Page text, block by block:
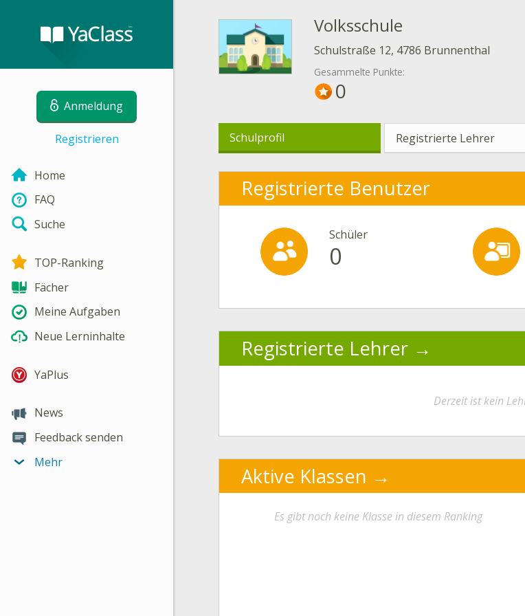
Anmeldung
Registrieren
Home
FAQ
Suche
TOP-Ranking
Fächer
Meine Aufgaben
Neue Lerninhalte
YaPlus
News
Feedback senden
Mehr
Volksschule
Schulstraße 12, 4786 Brunnenthal
Gesammelte Punkte:
0
Schulprofil Registrierte Lehrer
Registrierte Benutzer
Schüler
0
Registrierte Lehrer
Derzeit ist kein
Aktive Klassen
Es gibt noch keine Klasse in diesem Ranking